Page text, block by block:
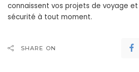
connaissent vos projets de voyage
sécurité à tout moment.
SHARE ON